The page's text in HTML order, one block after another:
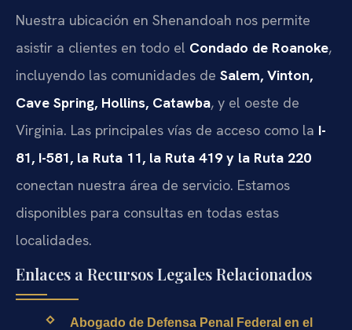
Nuestra ubicación en Shenandoah nos permite
asistir a clientes en todo el Condado de Roanoke,
incluyendo las comunidades de Salem, Vinton,
Cave Spring, Hollins, Catawba, y el oeste de
Virginia. Las principales vías de acceso como la I-
81, I-581, la Ruta 11, la Ruta 419 y la Ruta 220
conectan nuestra área de servicio. Estamos
disponibles para consultas en todas estas
localidades.
Enlaces a Recursos Legales Relacionados
Abogado de Defensa Penal Federal en el